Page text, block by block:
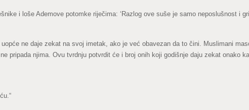
i loše Ademove potomke riječima: ‘Razlog ove suše je samo neposlušnost i
ne daje zekat na svoj imetak, ako je već obavezan da to čini. Muslimani
pripada njima. Ovu tvrdnju potvrdit će i broj onih koji godišnje daju zekat onako